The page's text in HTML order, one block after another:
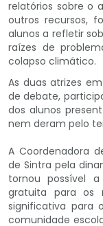
relatórios sobre o
outros recursos,
alunos a refletir
raízes de
colapso climático.
As duas atrizes
de debate,
dos alunos
nem deram pelo
A Coordenadora
de Sintra pela
tornou possível
gratuita para os
significativa para
comunidade